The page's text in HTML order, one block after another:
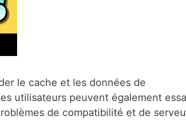
le cache et les données de
utilisateurs peuvent également
de compatibilité et de